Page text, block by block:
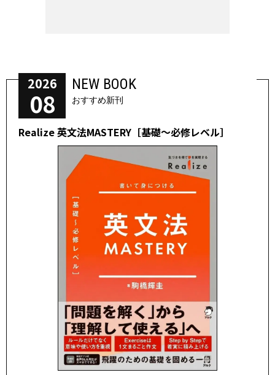
2026
08
NEW BOOK
おすすめ新刊
Realize 英文法MASTERY［基礎～必修レベル］